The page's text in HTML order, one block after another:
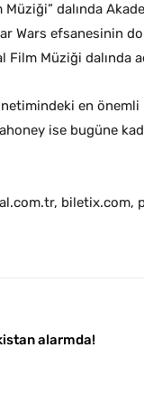
dalında
Wars efsanesinin
Film Müziği dalında
en
ise bugüne
biletix.com,
alarmda!